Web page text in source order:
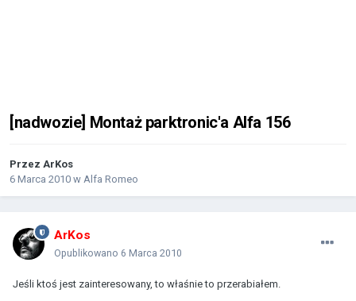
[nadwozie] Montaż parktronic'a Alfa 156
Przez ArKos
6 Marca 2010 w Alfa Romeo
ArKos
Opublikowano 6 Marca 2010
Jeśli ktoś jest zainteresowany, to właśnie to przerabiałem.